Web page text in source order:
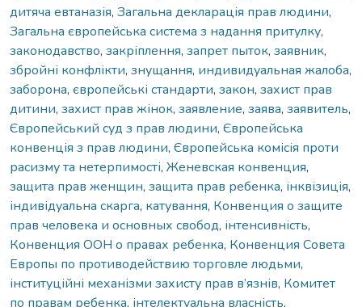
дитяча евтаназія, Загальна декларація прав людини,
Загальна європейська система з надання притулку,
законодавство, закріплення, запрет пыток, заявник,
збройні конфлікти, знущання, индивидуальная жалоба,
заборона, європейські стандарти, закон, захист прав
дитини, захист прав жінок, заявление, заява, заявитель,
Європейський суд з прав людини, Європейська
конвенція з прав людини, Європейська комісія проти
расизму та нетерпимості, Женевская конвенция,
защита прав женщин, защита прав ребенка, інквізиція,
індивідуальна скарга, катування, Конвенция о защите
прав человека и основных свобод, інтенсивність,
Конвенция ООН о правах ребенка, Конвенция Совета
Европы по противодействию торговле людьми,
інституційні механізми захисту прав в’язнів, Комитет
по правам ребенка, інтелектуальна власність,